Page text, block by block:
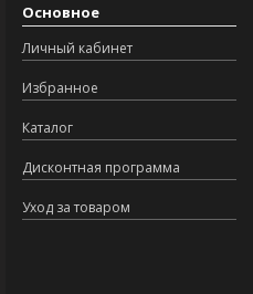
Основное
Личный кабинет
Избранное
Каталог
Дисконтная программа
Уход за товаром